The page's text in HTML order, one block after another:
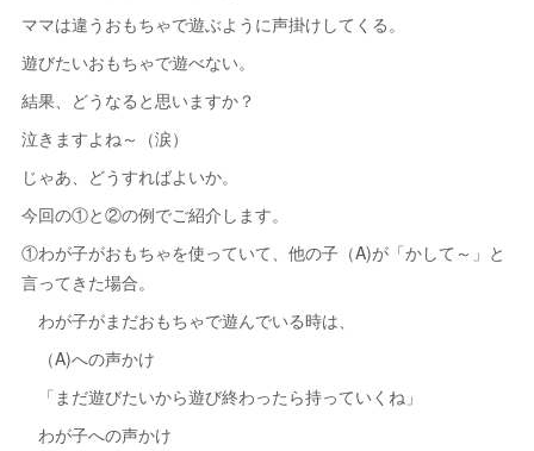
ママは違うおもちゃで遊ぶように声掛けしてくる。
遊びたいおもちゃで遊べない。
結果、どうなると思いますか？
泣きますよね～（涙）
じゃあ、どうすればよいか。
今回の①と②の例でご紹介します。
①わが子がおもちゃを使っていて、他の子（A)が「かして～」と
言ってきた場合。
わが子がまだおもちゃで遊んでいる時は、
（A)への声かけ
「まだ遊びたいから遊び終わったら持っていくね」
わが子への声かけ